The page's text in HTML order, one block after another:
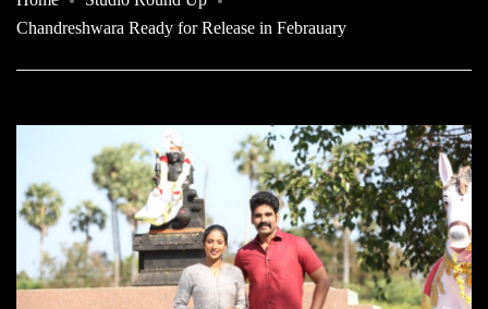
Chandreshwara Ready for Release in Febrauary